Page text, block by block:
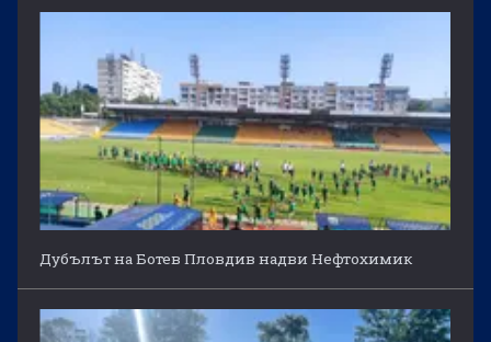
Дубълът на Ботев Пловдив надви Нефтохимик